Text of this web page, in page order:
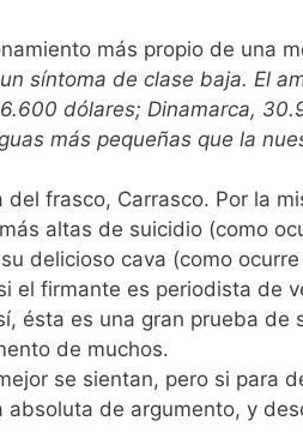
más propio de una
síntoma de clase baja. El
dólares; Dinamarca,
más pequeñas que la
frasco, Carrasco. Por la
altas de suicidio (como
delicioso cava (como
el firmante es periodista de
ésta es una gran prueba de
de muchos.
se sientan, pero si para
de argumento, y